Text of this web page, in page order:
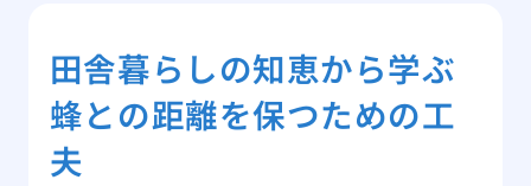
田舎暮らしの知恵から学ぶ
蜂との距離を保つための工
夫